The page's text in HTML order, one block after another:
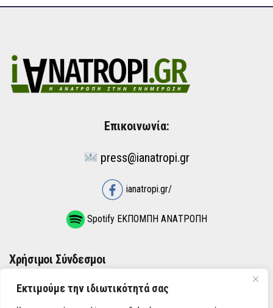
Εκτιμούμε την ιδιωτικότητά σας
Επικοινωνία:
press@ianatropi.gr
ianatropi.gr/
Spotify ΕΚΠΟΜΠΗ ΑΝΑΤΡΟΠΗ
Χρήσιμοι Σύνδεσμοι
ΌΡΟΙ ΧΡΉΣΗΣ